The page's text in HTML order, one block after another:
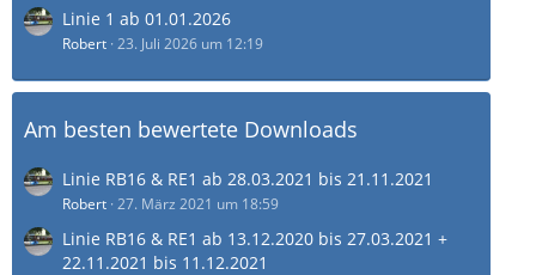
Linie 1 ab 01.01.2026
Robert 23. Juli 2026 um 12:19
Am besten bewertete Downloads
Linie RB16 & RE1 ab 28.03.2021 bis 21.11.2021
Robert 27. März 2021 um 18:59
Linie RB16 & RE1 ab 13.12.2020 bis 27.03.2021 +
22.11.2021 bis 11.12.2021